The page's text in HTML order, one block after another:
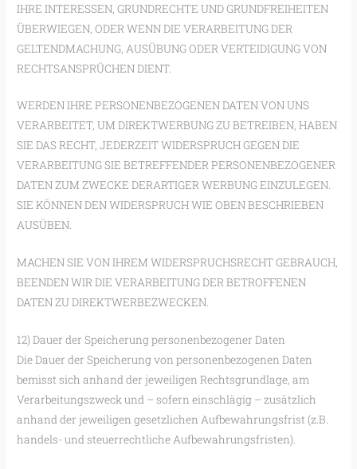
IHRE INTERESSEN, GRUNDRECHTE UND GRUNDFREIHEITEN
ÜBERWIEGEN, ODER WENN DIE VERARBEITUNG DER
GELTENDMACHUNG, AUSÜBUNG ODER VERTEIDIGUNG VON
RECHTSANSPRÜCHEN DIENT.
WERDEN IHRE PERSONENBEZOGENEN DATEN VON UNS
VERARBEITET, UM DIREKTWERBUNG ZU BETREIBEN, HABEN
SIE DAS RECHT, JEDERZEIT WIDERSPRUCH GEGEN DIE
VERARBEITUNG SIE BETREFFENDER PERSONENBEZOGENER
DATEN ZUM ZWECKE DERARTIGER WERBUNG EINZULEGEN.
SIE KÖNNEN DEN WIDERSPRUCH WIE OBEN BESCHRIEBEN
AUSÜBEN.
MACHEN SIE VON IHREM WIDERSPRUCHSRECHT GEBRAUCH,
BEENDEN WIR DIE VERARBEITUNG DER BETROFFENEN
DATEN ZU DIREKTWERBEZWECKEN.
12) Dauer der Speicherung personenbezogener Daten
Die Dauer der Speicherung von personenbezogenen Daten
bemisst sich anhand der jeweiligen Rechtsgrundlage, am
Verarbeitungszweck und – sofern einschlägig – zusätzlich
anhand der jeweiligen gesetzlichen Aufbewahrungsfrist (z.B.
handels- und steuerrechtliche Aufbewahrungsfristen).